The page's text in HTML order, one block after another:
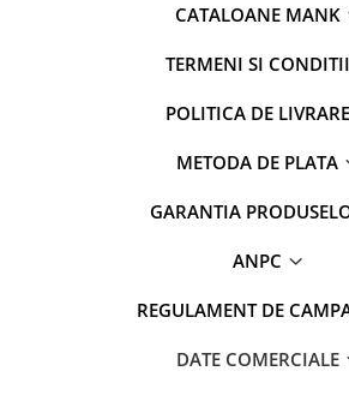
CATALOANE MANK
TERMENI SI CONDITII
POLITICA DE LIVRARE
METODA DE PLATA
GARANTIA
ANPC
REGULAMENT DE
DATE COMERCIALE